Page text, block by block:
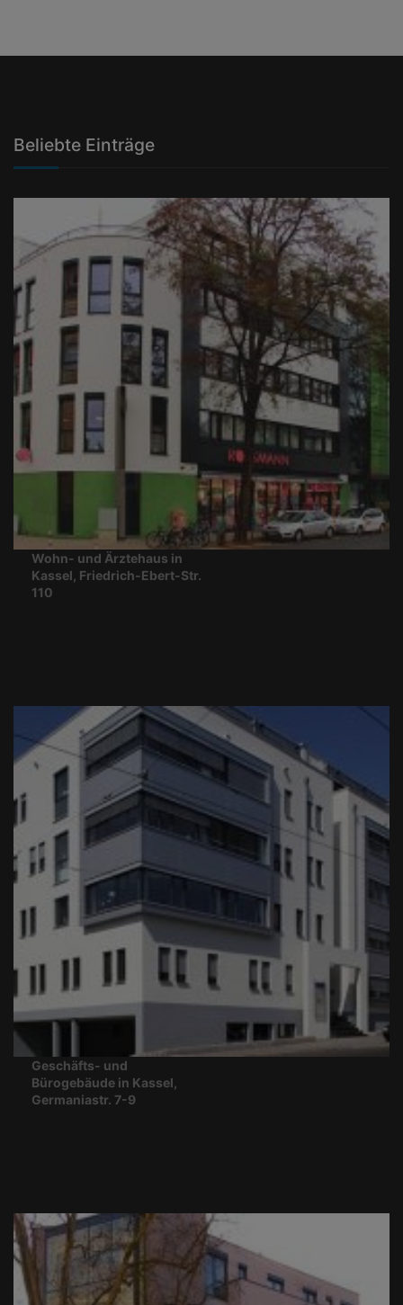
Beliebte Einträge
Wohn- und Ärztehaus in
Kassel, Friedrich-Ebert-Str.
110
Geschäfts- und
Bürogebäude in Kassel,
Germaniastr. 7-9